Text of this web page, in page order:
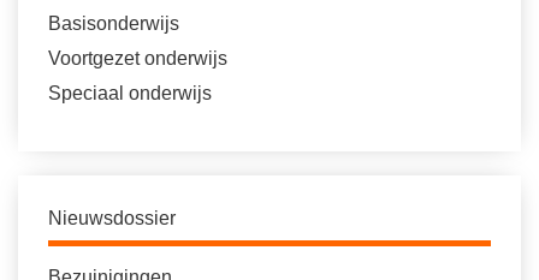
Basisonderwijs
Voortgezet onderwijs
Speciaal onderwijs
Nieuwsdossier